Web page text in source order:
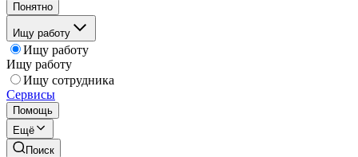
Понятно
Ищу работу
Ищу работу
Ищу работу
Ищу сотрудника
Сервисы
Помощь
Ещё
Поиск